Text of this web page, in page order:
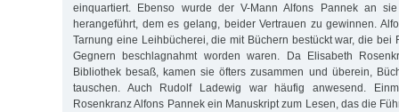
einquartiert. Ebenso wurde der V-Mann Alfons Pannek an
herangeführt, dem es gelang, beider Vertrauen zu gewinnen.
Tarnung eine Leihbücherei, die mit Büchern bestückt war, die bei
Gegnern beschlagnahmt worden waren. Da Elisabeth
Bibliothek besaß, kamen sie öfters zusammen und überein,
tauschen. Auch Rudolf Ladewig war häufig anwesend.
Rosenkranz Alfons Pannek ein Manuskript zum Lesen, das die